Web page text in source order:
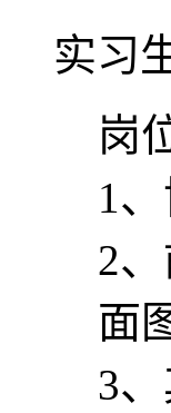
实习
岗
1
2
面
3